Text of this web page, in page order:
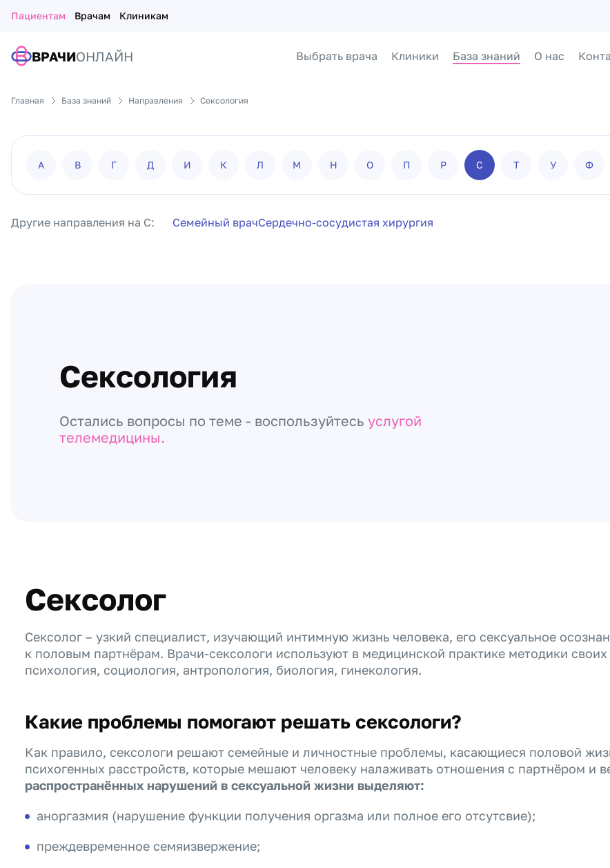
Пациентам Врачам Клиникам
ВРАЧИОНЛАЙН Выбрать врача Клиники База знаний О нас
Главная База знаний Направления Сексология
А В Г Д И К Л М Н О П Р С Т У Ф
Другие направления на С: Семейный врачСердечно-сосудистая хирургия
Сексология
Остались вопросы по теме - воспользуйтесь услугой
телемедицины.
Сексолог
Сексолог – узкий специалист, изучающий интимную жизнь человека, его сексуальное
к половым партнёрам. Врачи-сексологи используют в медицинской практике методики
психология, социология, антропология, биология, гинекология.
Какие проблемы помогают решать сексологи?
Как правило, сексологи решают семейные и личностные проблемы, касающиеся половой
психогенных расстройств, которые мешают человеку налаживать отношения с партнёром и
распространённых нарушений в сексуальной жизни выделяют:
аноргазмия (нарушение функции получения оргазма или полное его отсутсвие);
преждевременное семяизвержение;